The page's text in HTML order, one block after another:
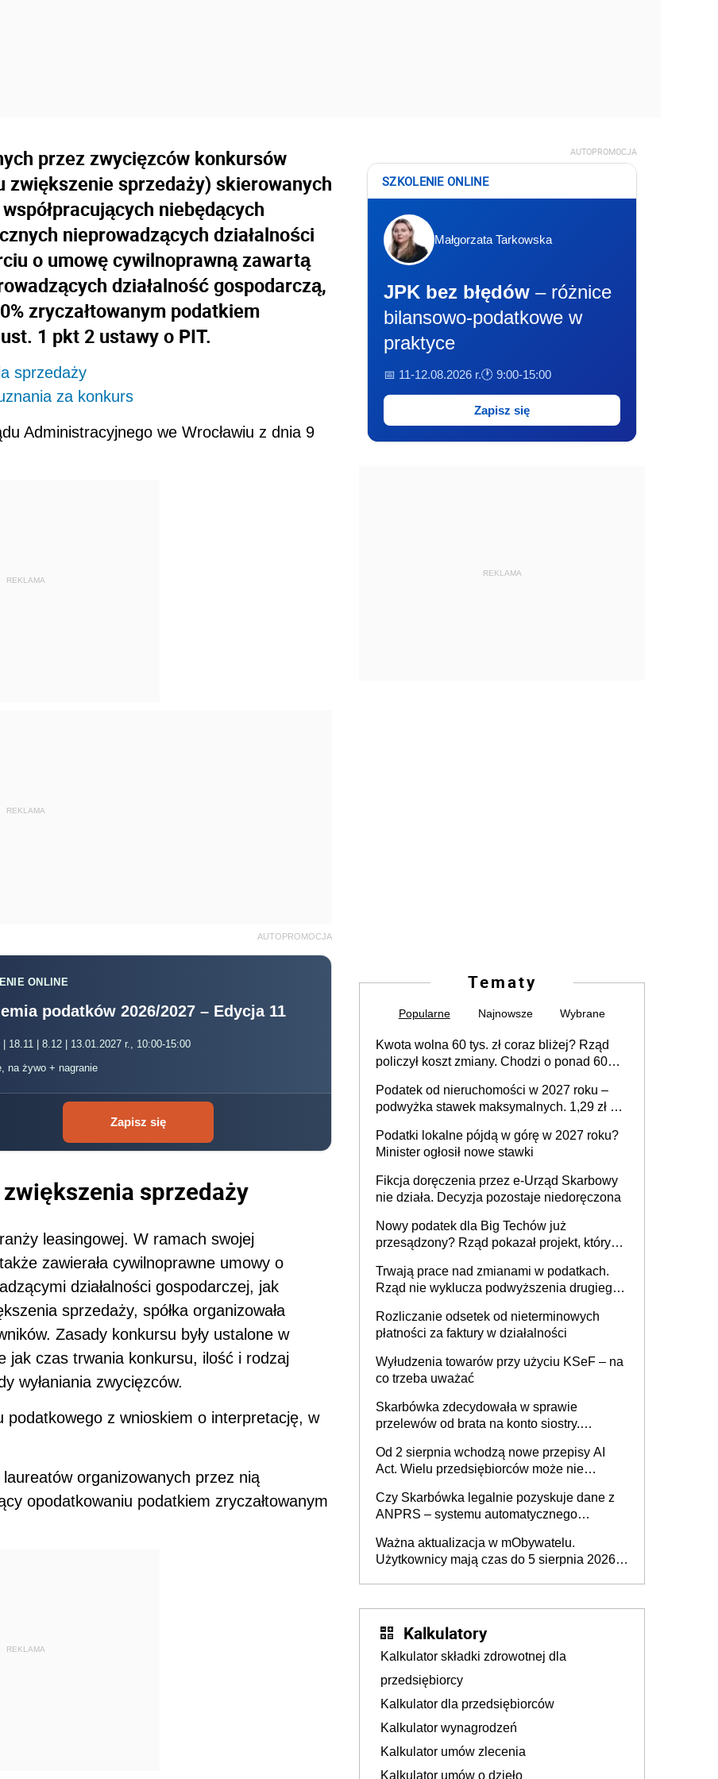
przez zwycięzców konkursów
zwiększenie sprzedaży) skierowanych
niebędących
nieprowadzących działalności
o umowę cywilnoprawną zawartą
działalność gospodarczą,
zryczałtowanym podatkiem
1 pkt 2 ustawy o PIT.
sprzedaży
za konkurs
Administracyjnego we Wrocławiu z dnia 9
REKLAMA
REKLAMA
AUTOPROMOCJA
ONLINE
podatków 2026/2027 – Edycja 11
| 18.11 | 8.12 | 13.01.2027 r., 10:00-15:00
na żywo + nagranie
Zapisz się
sprzedaży
leasingowej. W ramach swojej
zawierała cywilnoprawne umowy o
działalności gospodarczej, jak
sprzedaży, spółka organizowała
Zasady konkursu były ustalone w
jak czas trwania konkursu, ilość i rodzaj
wyłaniania zwycięzców.
podatkowego z wnioskiem o interpretację, w
organizowanych przez nią
opodatkowaniu podatkiem zryczałtowanym
REKLAMA
AUTOPROMOCJA
SZKOLENIE ONLINE
Małgorzata Tarkowska
JPK bez błędów – różnice
bilansowo-podatkowe w
praktyce
📅 11-12.08.2026 r.🕐 9:00-15:00
Zapisz się
REKLAMA
Tematy
Popularne Najnowsze Wybrane
Kwota wolna 60 tys. zł coraz bliżej? Rząd
policzył koszt zmiany. Chodzi o ponad 60
Podatek od nieruchomości w 2027 roku –
podwyżka stawek maksymalnych. 1,29 zł za
budynków i lokali związanych z
prowadzeniem działalności gospodarczej
Podatki lokalne pójdą w górę w 2027 roku?
Minister ogłosił nowe stawki
Fikcja doręczenia przez e-Urząd Skarbowy
nie działa. Decyzja pozostaje niedoręczona
Nowy podatek dla Big Techów już
przesądzony? Rząd pokazał projekt, który
Trwają prace nad zmianami w podatkach.
Rząd nie wyklucza podwyższenia drugiego
Rozliczanie odsetek od nieterminowych
płatności za faktury w działalności
Wyłudzenia towarów przy użyciu KSeF – na
co trzeba uważać
Skarbówka zdecydowała w sprawie
przelewów od brata na konto siostry.
darowizna, ale podatku jednak nie będzie
Od 2 sierpnia wchodzą nowe przepisy AI
Act. Wielu przedsiębiorców może nie
Czy Skarbówka legalnie pozyskuje dane z
ANPRS – systemu automatycznego
pojazdów z kamer drogowych?
Ważna aktualizacja w mObywatelu.
Użytkownicy mają czas do 5 sierpnia 2026
Kalkulatory
Kalkulator składki zdrowotnej dla
przedsiębiorcy
Kalkulator dla przedsiębiorców
Kalkulator wynagrodzeń
Kalkulator umów zlecenia
Kalkulator umów o dzieło